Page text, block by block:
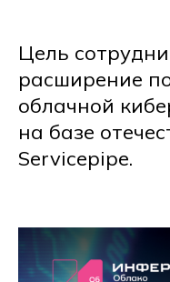
Цель
расширение
облачной
на базе
Servicepipe.